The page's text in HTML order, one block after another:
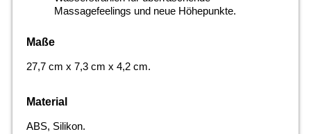
Massagefeelings und neue Höhepunkte.
Maße
27,7 cm x 7,3 cm x 4,2 cm.
Material
ABS, Silikon.